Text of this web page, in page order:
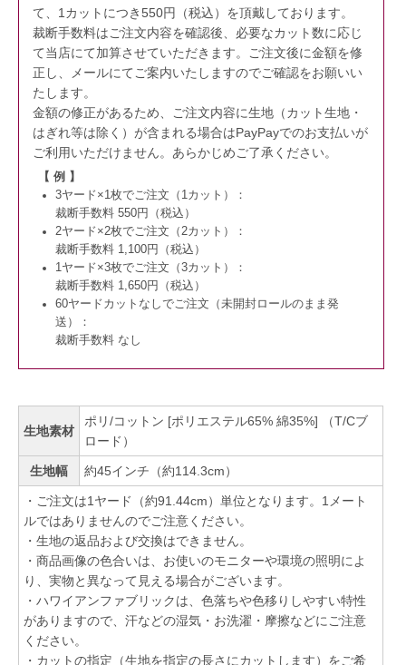
て、1カットにつき550円（税込）を頂戴しております。
裁断手数料はご注文内容を確認後、必要なカット数に応じ
て当店にて加算させていただきます。
ご注文後に金額を修
正し、メールにてご案内いたしますのでご確認をお願いい
たします。
金額の修正があるため、ご注文内容に生地（カット生地・
はぎれ等は除く）が含まれる場合はPayPayでのお支払いが
ご利用いただけません。 あらかじめご了承ください。
【 例 】
3ヤード×1枚でご注文（1カット）：
裁断手数料 550円（税込）
2ヤード×2枚でご注文（2カット）：
裁断手数料 1,100円（税込）
1ヤード×3枚でご注文（3カット）：
裁断手数料 1,650円（税込）
60ヤードカットなしでご注文（未開封ロールのまま発
送）：
裁断手数料 なし
生地素材
ポリ/コットン [ポリエステル65% 綿35%] （T/Cブ
ロード）
生地幅 約45インチ（約114.3cm）
・ご注文は1ヤード（約91.44cm）単位となります。1メート
ルではありませんのでご注意ください。
・生地の返品および交換はできません。
・商品画像の色合いは、お使いのモニターや環境の照明によ
り、実物と異なって見える場合がございます。
・ハワイアンファブリックは、色落ちや色移りしやすい特性
がありますので、汗などの湿気・お洗濯・摩擦などにご注意
ください。
・カットの指定（生地を指定の長さにカットします）をご希